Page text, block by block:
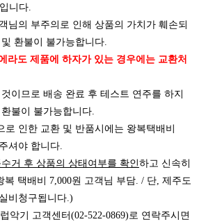
니다.
님의 부주의로 인해 상품의 가치가 훼손되
환불이 불가능합니다.
라도 제품에 하자가 있는 경우에는 교환처
이므로 배송 완료 후 테스트 연주를 하지
불이 불가능합니다.
로 인한 교환 및 반품시에는 왕복택배비
셔야 합니다.
거 후 상품의 상태여부를 확인하고 신속히
복 택배비 7,000원 고객님 부담. / 단, 제주도
비청구됩니다.)
악기 고객센터(02-522-0869)로 연락주시면